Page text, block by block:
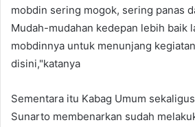
mobdin sering mogok, sering panas
Mudah-mudahan kedepan lebih baik
mobdinnya untuk menunjang
disini,"katanya
Sementara itu Kabag Umum
Sunarto membenarkan sudah